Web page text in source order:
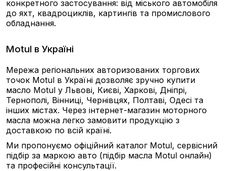
конкретного застосування: від міського автомобіля
до яхт, квадроциклів, картингів та промислового
обладнання.
Motul в Україні
Мережа регіональних авторизованих торгових
точок Motul в Україні дозволяє зручно купити
масло Motul у Львові, Києві, Харкові, Дніпрі,
Тернополі, Вінниці, Чернівцях, Полтаві, Одесі та
інших містах. Через інтернет-магазин моторного
масла можна легко замовити продукцію з
доставкою по всій країні.
Ми пропонуємо офіційний каталог Motul, сервісний
підбір за маркою авто (підбір масла Motul онлайн)
та професійні консультації.